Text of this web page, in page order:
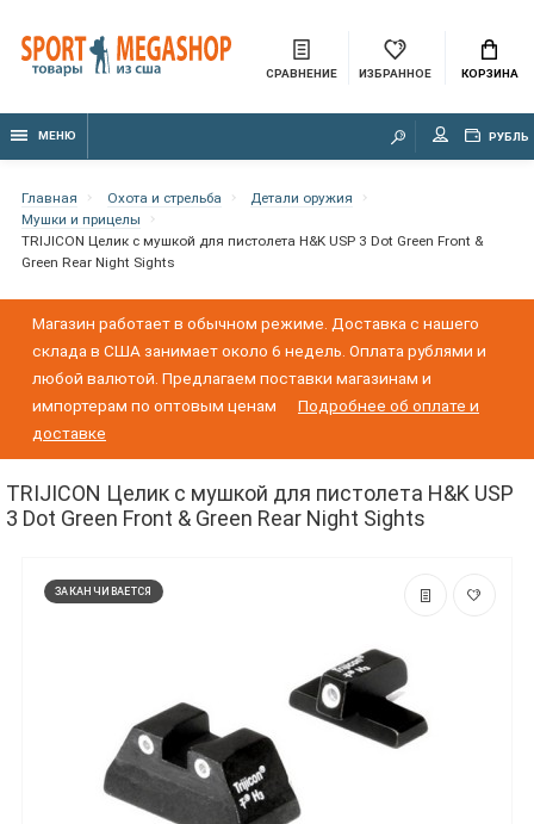
СРАВНЕНИЕ ИЗБРАННОЕ КОРЗИНА
МЕНЮ РУБЛЬ
Главная Охота и стрельба
Детали оружия
Мушки и прицелы
TRIJICON Целик с мушкой для пистолета H&K USP 3 Dot Green Front &
Green Rear Night Sights
Магазин работает в обычном режиме. Доставка с нашего
склада в США занимает около 6 недель. Оплата рублями и
любой валютой. Предлагаем поставки магазинам и
импортерам по оптовым ценам
Подробнее об оплате и
доставке
TRIJICON Целик с мушкой для пистолета H&K USP
3 Dot Green Front & Green Rear Night Sights
ЗАКАНЧИВАЕТСЯ